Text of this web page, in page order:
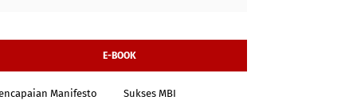
E-BOOK
Manifesto Sukses MBI